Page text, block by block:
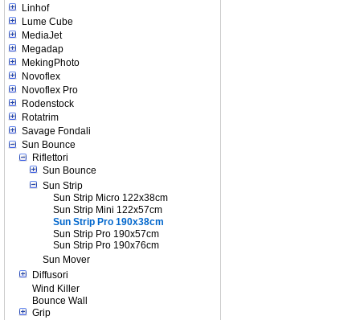
Linhof
Lume Cube
MediaJet
Megadap
MekingPhoto
Novoflex
Novoflex Pro
Rodenstock
Rotatrim
Savage Fondali
Sun Bounce
Riflettori
Sun Bounce
Sun Strip
Sun Strip Micro 122x38cm
Sun Strip Mini 122x57cm
Sun Strip Pro 190x38cm
Sun Strip Pro 190x57cm
Sun Strip Pro 190x76cm
Sun Mover
Diffusori
Wind Killer
Bounce Wall
Grip